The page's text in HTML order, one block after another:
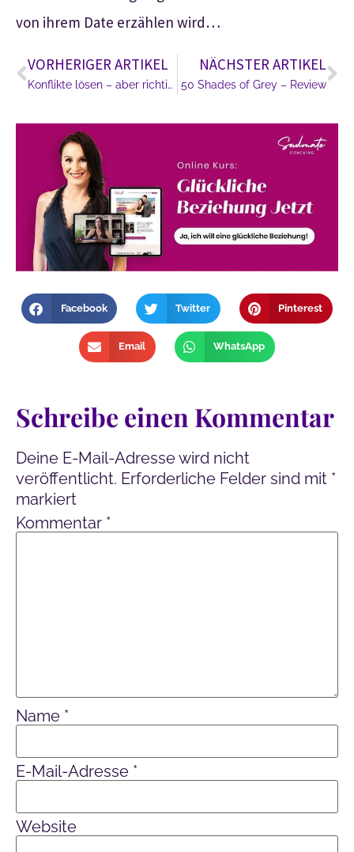
von ihrem Date erzählen wird…
VORHERIGER ARTIKEL
Konflikte lösen – aber richtig!
NÄCHSTER ARTIKEL
50 Shades of Grey – Review
Facebook Twitter Pinterest
Email WhatsApp
Schreibe einen Kommentar
Deine E-Mail-Adresse wird nicht
veröffentlicht. Erforderliche Felder sind mit *
markiert
Kommentar *
Name *
E-Mail-Adresse *
Website